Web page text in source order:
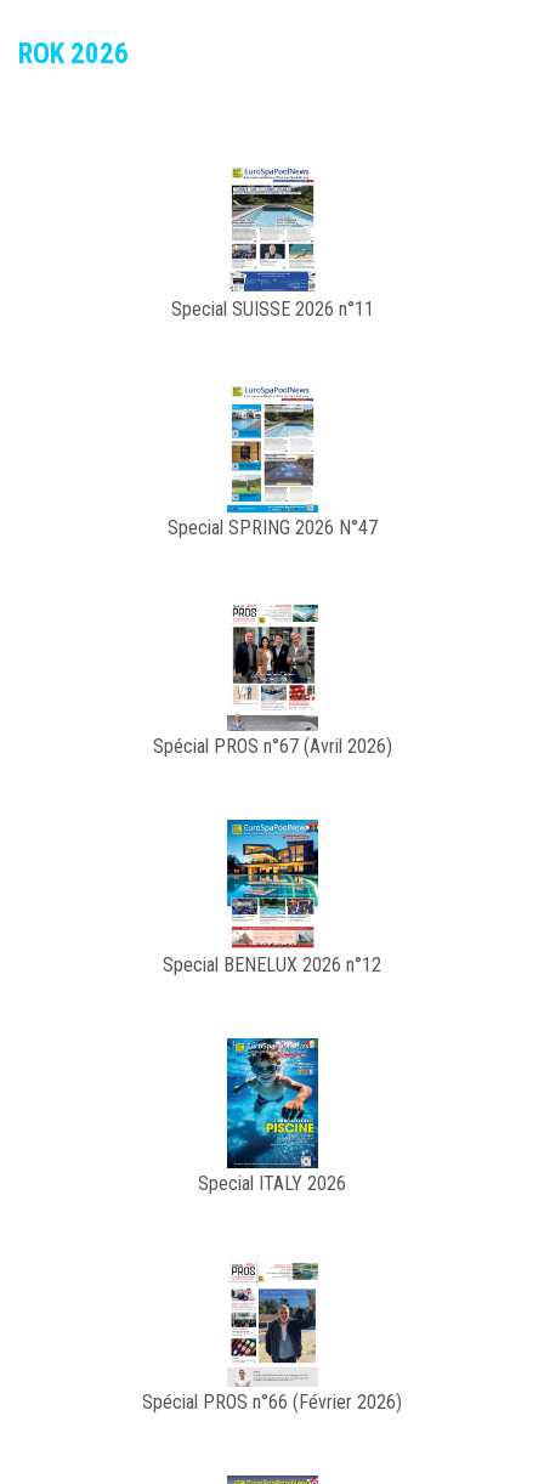
ROK 2026
Special SUISSE 2026 n°11
Special SPRING 2026 N°47
Spécial PROS n°67 (Avril 2026)
Special BENELUX 2026 n°12
Special ITALY 2026
Spécial PROS n°66 (Février 2026)